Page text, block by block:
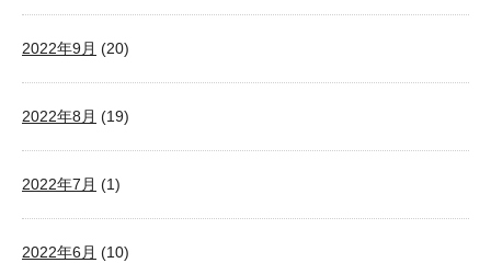
2022年9月 (20)
2022年8月 (19)
2022年7月 (1)
2022年6月 (10)